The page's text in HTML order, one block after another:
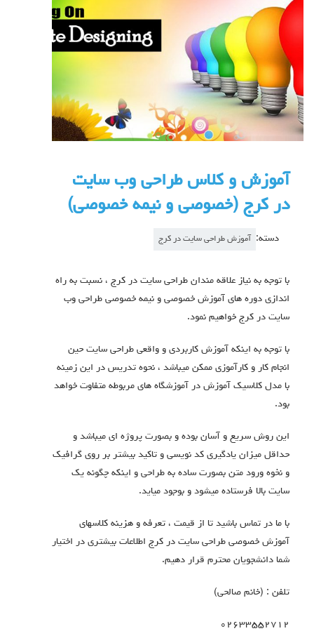
آموزش و کلاس طراحی وب سایت
در کرج (خصوصی و نیمه خصوصی)
دسته: آموزش طراحی سایت در کرج
با توجه به نیاز علاقه مندان طراحی سایت در کرج ، نسبت به راه
اندازی دوره های آموزش خصوصی و نیمه خصوصی طراحی وب
سایت در کرج خواهیم نمود.
با توجه به اینکه آموزش کاربردی و واقعی طراحی سایت حین
انجام کار و کارآموزی ممکن میباشد ، نحوه تدریس در این زمینه
با مدل کلاسیک آموزش در آموزشگاه های مربوطه متفاوت خواهد
بود.
این روش سریع و آسان بوده و بصورت پروژه ای میباشد و
حداقل میزان یادگیری کد نویسی و تاکید بیشتر بر روی گرافیک
و نخوه ورود متن بصورت ساده به طراحی و اینکه چگونه یک
سایت بالا فرستاده میشود و بوجود میاید.
با ما در تماس باشید تا از قیمت ، تعرفه و هزینه کلاسهای
آموزش خصوصی طراحی سایت در کرج اطلاعات بیشتری در اختیار
شما دانشجویان محترم قرار دهیم.
تلفن : (خانم صالحی)
۰۲۶۳۳۵۵۲۷۱۲